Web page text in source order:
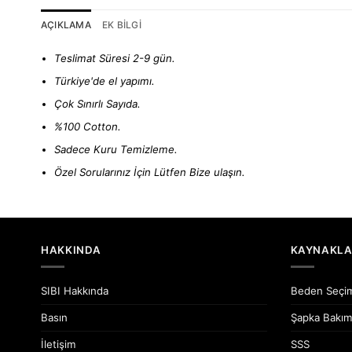
AÇIKLAMA EK BILGI
Teslimat Süresi 2-9 gün.
Türkiye'de el yapımı.
Çok Sınırlı Sayıda.
%100 Cotton.
Sadece Kuru Temizleme.
Özel Sorularınız İçin LütfenBize ulaşın.
HAKKINDA
SIBI Hakkında
Basın
İletişim
Beden
Şapka
SSS